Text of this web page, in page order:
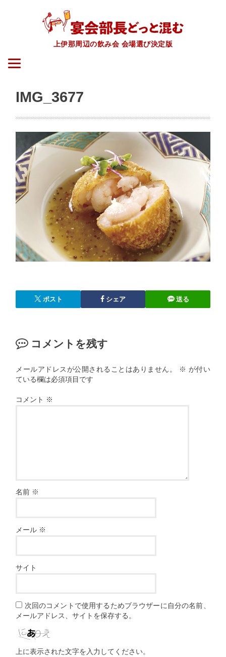
上伊那周辺の飲み会 会場選び決定版
IMG_3677
ポスト シェア 送る
コメントを残す
メールアドレスが公開されることはありません。 ※ が付い
ている欄は必須項目です
コメント ※
名前 ※
メール ※
サイト
次回のコメントで使用するためブラウザーに自分の名前、
メールアドレス、サイトを保存する。
上に表示された文字を入力してください。